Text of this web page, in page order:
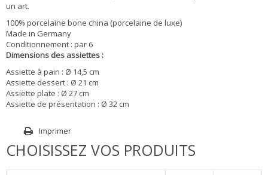
un art.
100% porcelaine bone china (porcelaine de luxe)
Made in Germany
Conditionnement : par 6
Dimensions des assiettes :
Assiette à pain : Ø 14,5 cm
Assiette dessert : Ø 21 cm
Assiette plate : Ø 27 cm
Assiette de présentation : Ø 32 cm
Imprimer
CHOISISSEZ VOS PRODUITS